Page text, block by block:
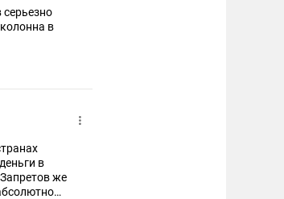
в
в
же